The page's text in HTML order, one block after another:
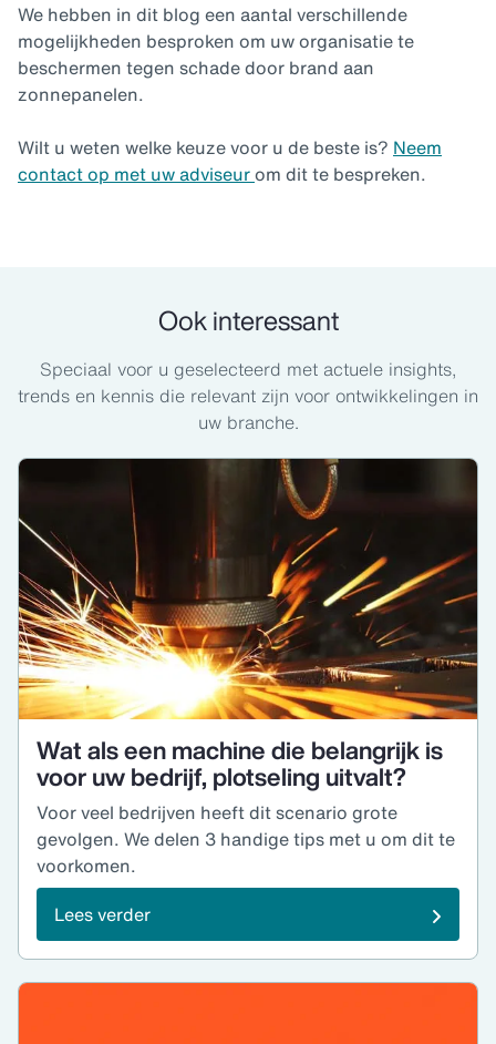
We hebben in dit blog een aantal verschillende
mogelijkheden besproken om uw organisatie te
beschermen tegen schade door brand aan
zonnepanelen.
Wilt u weten welke keuze voor u de beste is? Neem
contact op met uw adviseurom dit te bespreken.
Ook interessant
Speciaal voor u geselecteerd met actuele insights,
trends en kennis die relevant zijn voor ontwikkelingen in
uw branche.
Wat als een machine die belangrijk is
voor uw bedrijf, plotseling uitvalt?
Voor veel bedrijven heeft dit scenario grote
gevolgen. We delen 3 handige tips met u om dit te
voorkomen.
Lees verder